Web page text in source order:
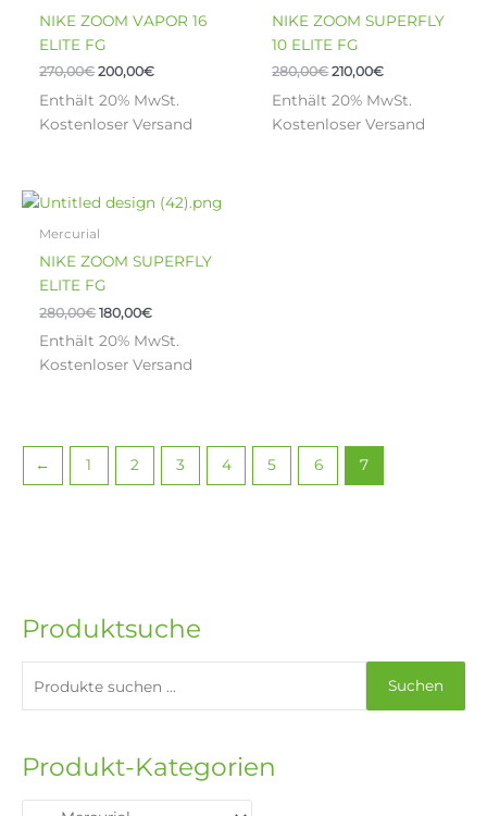
Produktsuche
Suchen
Produkt-Kategorien
NIKE ZOOM VAPOR 16
ELITE FG
270,00€ 200,00€
Enthält 20% MwSt.
Kostenloser Versand
der
Produktseite
NIKE ZOOM SUPERFLY
10 ELITE FG
280,00€ 210,00€
Enthält 20% MwSt.
Kostenloser Versand
der
Produktseite
Mercurial
NIKE ZOOM SUPERFLY
ELITE FG
280,00€
Ursprünglicher
war:
180,00€
Aktueller
Preis
Enthält 20% MwSt.
Kostenloser Versand
Dieses
Produkt
auf.
Die
Optionen
Produktseite
gewählt
← 1 2 3 4 5 6 7